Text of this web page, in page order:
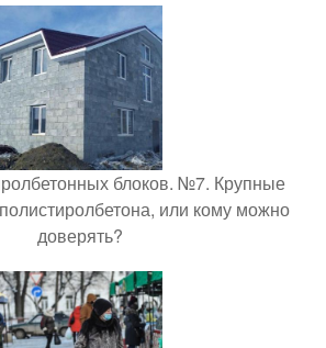
блоков. №7. Крупные
или кому можно
доверять?